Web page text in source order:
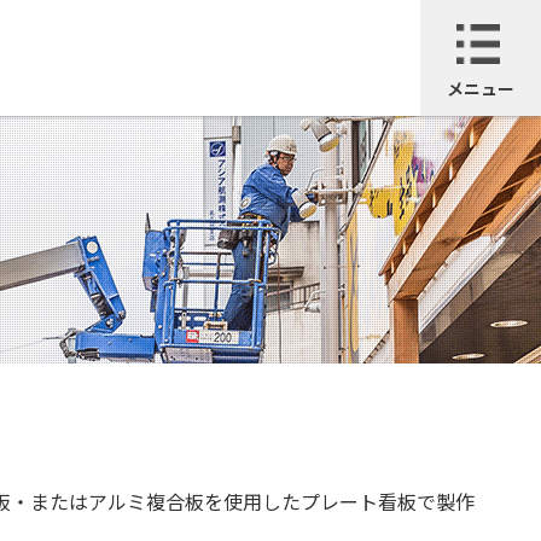
メニュー
またはアルミ複合板を使用したプレート看板で製作